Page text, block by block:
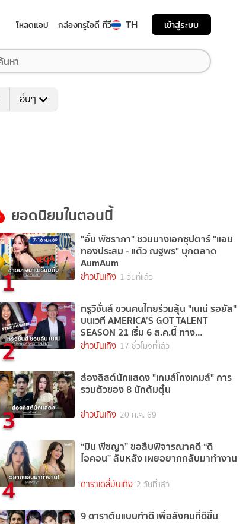
โหลดแอป กล่องทรูไอดี ทีวี TH เข้าสู่ระบบ
อื่นๆ
ยอดนิยมในตอนนี้
1
"อั้ม พัชราภา" ชวนนางเอกซุปตาร์ "แอน
ทองประสม - แต้ว ณฐพร" บุกตลาด
AumAum
ข่าวบันเทิง 1 วันที่แล้ว
2
ทรูวิชั่นส์ ชวนคนไทยร่วมลุ้น "เนเน่ รอยัล"
บนเวที AMERICA’S GOT TALENT
SEASON 21 เริ่ม 6 ส.ค.นี้ ทาง
TrueVisions NOW
ข่าวบันเทิง 17 ชั่วโมงที่แล้ว
3
ส่องลิสต์นักแสดง "เกมส์โกงเกมส์" การ
รวมตัวของ 8 นักต้มตุ๋น
ข่าวบันเทิง 20 ก.ค. 69
4
“มิน พีชญา” ขอสืบพิจารณาคดี “ดิ
ไอคอน” ลับหลัง เผยอยากกลับมาทำงาน
ดาราเดลี่บันเทิง 2 วันที่แล้ว
9 ดาราต้นแบบทำดี เพื่อสังคมที่ดีขึ้น